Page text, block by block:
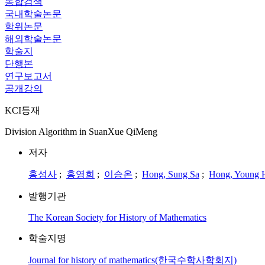
국내학술논문
학위논문
해외학술논문
학술지
단행본
연구보고서
공개강의
KCI등재
Division Algorithm in SuanXue QiMeng
저자
홍성사 ; 홍영희 ; 이승온 ; Hong, Sung Sa ; Hong, Young
발행기관
The Korean Society for History of Mathematics
학술지명
Journal for history of mathematics(한국수학사학회지)